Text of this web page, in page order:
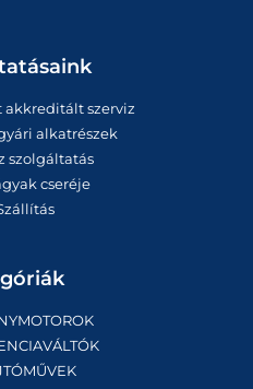
akkreditált szerviz
alkatrészek
szolgáltatás
cseréje